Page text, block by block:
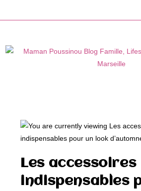
Les accessoires
indispensables